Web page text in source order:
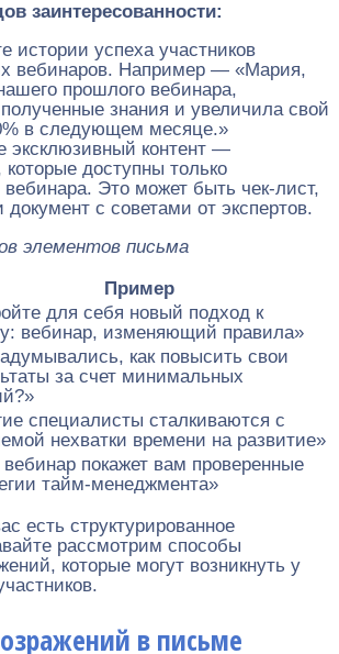
заинтересованности:
истории успеха участников
вебинаров. Например — «Мария,
прошлого вебинара,
знания и увеличила свой
в следующем месяце.»
эксклюзивный контент —
доступны только
вебинара. Это может быть чек-лист,
с советами от экспертов.
элементов письма
Пример
для себя новый подход к
вебинар, изменяющий правила»
как повысить свои
за счет минимальных
специалисты сталкиваются с
нехватки времени на развитие»
покажет вам проверенные
тайм-менеджмента»
есть структурированное
рассмотрим способы
которые могут возникнуть у
в письме